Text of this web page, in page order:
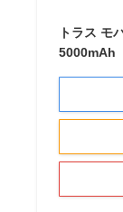
トラス モ
5000mAh